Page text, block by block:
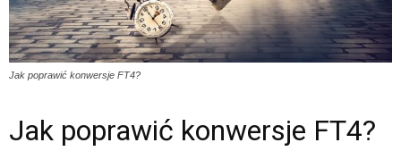
Jak poprawić konwersje FT4?
Jak poprawić konwersje FT4?